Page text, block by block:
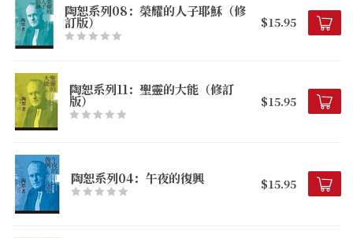
陶恕系列08：榮耀的人子耶穌（修
訂版） $15.95
陶恕系列11：聖靈的大能（修訂
版） $15.95
陶恕系列04：午夜的復興 $15.95